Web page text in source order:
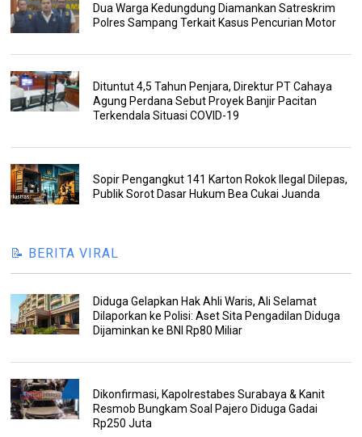
Dua Warga Kedungdung Diamankan Satreskrim
Polres Sampang Terkait Kasus Pencurian Motor
Dituntut 4,5 Tahun Penjara, Direktur PT Cahaya
Agung Perdana Sebut Proyek Banjir Pacitan
Terkendala Situasi COVID-19
Sopir Pengangkut 141 Karton Rokok Ilegal Dilepas,
Publik Sorot Dasar Hukum Bea Cukai Juanda
📝 BERITA VIRAL
Diduga Gelapkan Hak Ahli Waris, Ali Selamat
Dilaporkan ke Polisi: Aset Sita Pengadilan Diduga
Dijaminkan ke BNI Rp80 Miliar
Dikonfirmasi, Kapolrestabes Surabaya & Kanit
Resmob Bungkam Soal Pajero Diduga Gadai
Rp250 Juta